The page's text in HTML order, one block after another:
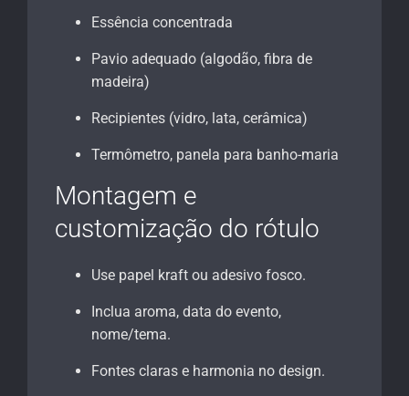
Essência concentrada
Pavio adequado (algodão, fibra de
madeira)
Recipientes (vidro, lata, cerâmica)
Termômetro, panela para banho-maria
Montagem e
customização do rótulo
Use papel kraft ou adesivo fosco.
Inclua aroma, data do evento,
nome/tema.
Fontes claras e harmonia no design.